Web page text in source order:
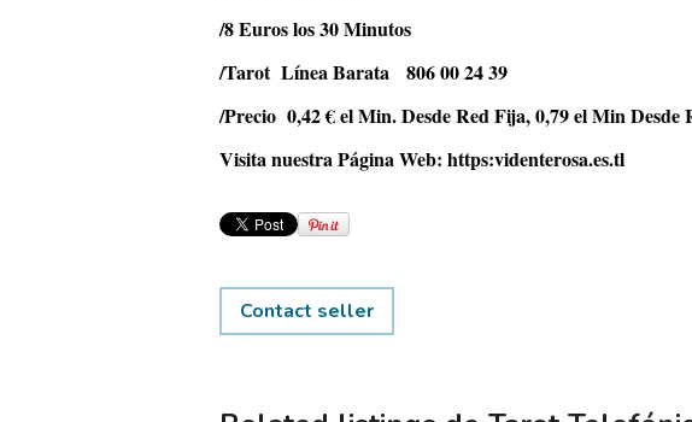
/8 Euros los 30 Minutos
/Tarot Línea Barata
806 00 24 39
/Precio 0,42 € el Min. Desde Red Fija, 0,79 el Min Desde
Visita nuestra Página Web: https:videnterosa.es.tl
Contact seller